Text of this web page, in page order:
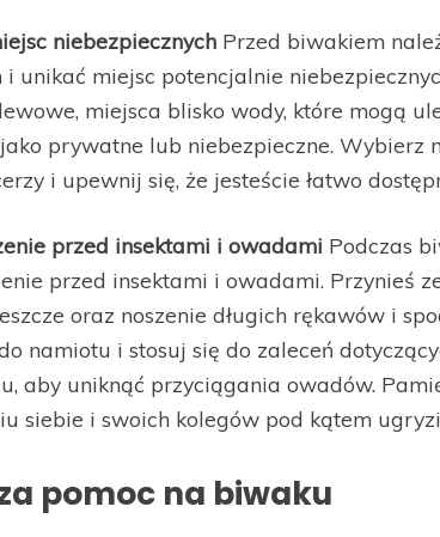
niebezpiecznych Przed biwakiem
i unikać miejsc potencjalnie
miejsca blisko wody, które mogą
prywatne lub niebezpieczne. Wybierz
i upewnij się, że jesteście łatwo
przed insektami i owadami Podczas
przed insektami i owadami. Przynieś
oraz noszenie długich rękawów i
namiotu i stosuj się do zaleceń
aby uniknąć przyciągania owadów.
siebie i swoich kolegów pod kątem
pomoc na biwaku